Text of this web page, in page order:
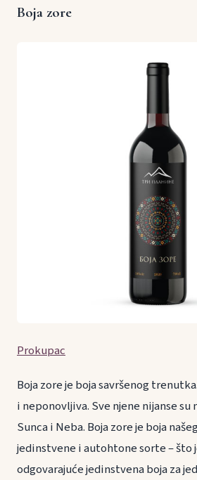
Boja zore
Prokupac
Boja zore je boja savršenog
i neponovljiva. Sve njene nijanse su
Sunca i Neba. Boja zore je boja
jedinstvene i autohtone sorte – što
odgovarajuće jedinstvena boja za